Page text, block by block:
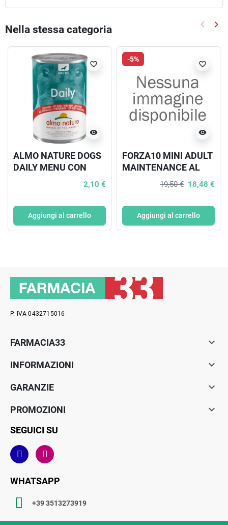
Nella stessa categoria keyboard_arrow_left keyboard_arrow_right
visibility
favorite_border
ALMO NATURE DOGS
DAILY MENU CON
2,10 €
Aggiungi al carrello
-5%
visibility
favorite_border
FORZA10 MINI ADULT
MAINTENANCE AL
PESCE PER CANE
19,50 € 18,48 €
Aggiungi al carrello
P. IVA 0432715016
FARMACIA33 
INFORMAZIONI 
GARANZIE 
PROMOZIONI 
SEGUICI SU
WHATSAPP
+39 3513273919